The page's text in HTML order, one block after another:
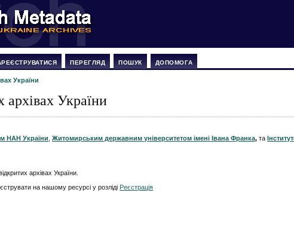
ПЕРЕГЛЯД ПОШУК ДОПОМОГА
України
України
НАН України ,Житомирським державним університетом імені Івана Франка,та
архівах України.
на нашому ресурсі у розліді Реєстрація